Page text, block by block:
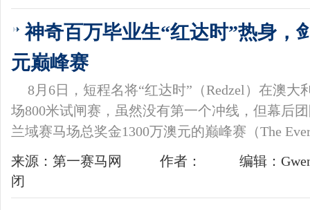
神奇百万毕业生“红达时”热身，
元巅峰赛
8月6日，短程名将“红达时”（Redzel）在澳
场800米试闸赛，虽然没有第一个冲线，但幕后
兰域赛马场总奖金1300万澳元的巅峰赛（The
来源：第一赛马网
作者：
编辑：
闭